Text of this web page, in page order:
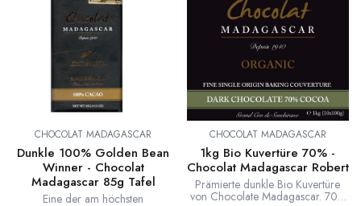
CHOCOLAT MADAGASCAR
Dunkle 100% Golden Bean
Winner - Chocolat
Madagascar 85g Tafel
Eine der am höchsten
CHOCOLAT MADAGASCAR
1kg Bio Kuvertüre 70% -
Chocolat Madagascar Robert
Prämierte dunkle Bio Kuvertüre
von Chocolate Madagascar. 70%